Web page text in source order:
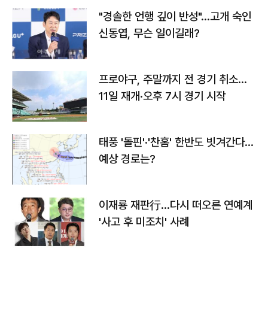
"경솔한 언행 깊이 반성"…고개 숙인
신동엽, 무슨 일이길래?
프로야구, 주말까지 전 경기 취소…
11일 재개·오후 7시 경기 시작
태풍 '돌핀'·'찬홈' 한반도 빗겨간다…
예상 경로는?
이재룡 재판行…다시 떠오른 연예계
'사고 후 미조치' 사례